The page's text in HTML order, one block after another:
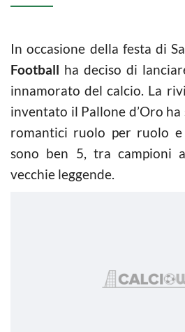
In occasione della festa di
Football ha deciso di
innamorato del calcio. La
inventato il Pallone d’Oro
romantici ruolo per ruolo
sono ben 5, tra campioni
vecchie leggende.